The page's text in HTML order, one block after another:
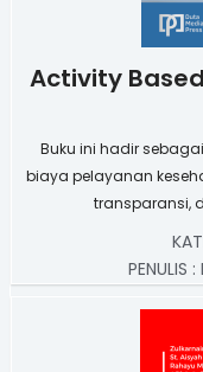
Activity
Buku ini hadir
biaya pelayanan
transparansi,
PENULIS :